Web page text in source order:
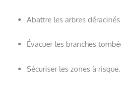
Abattre les arbres
Évacuer les branches
Sécuriser les zones à risque.